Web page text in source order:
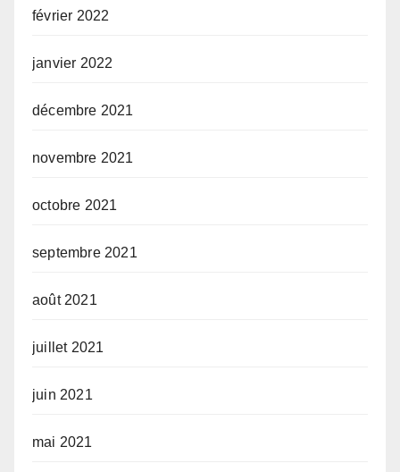
février 2022
janvier 2022
décembre 2021
novembre 2021
octobre 2021
septembre 2021
août 2021
juillet 2021
juin 2021
mai 2021